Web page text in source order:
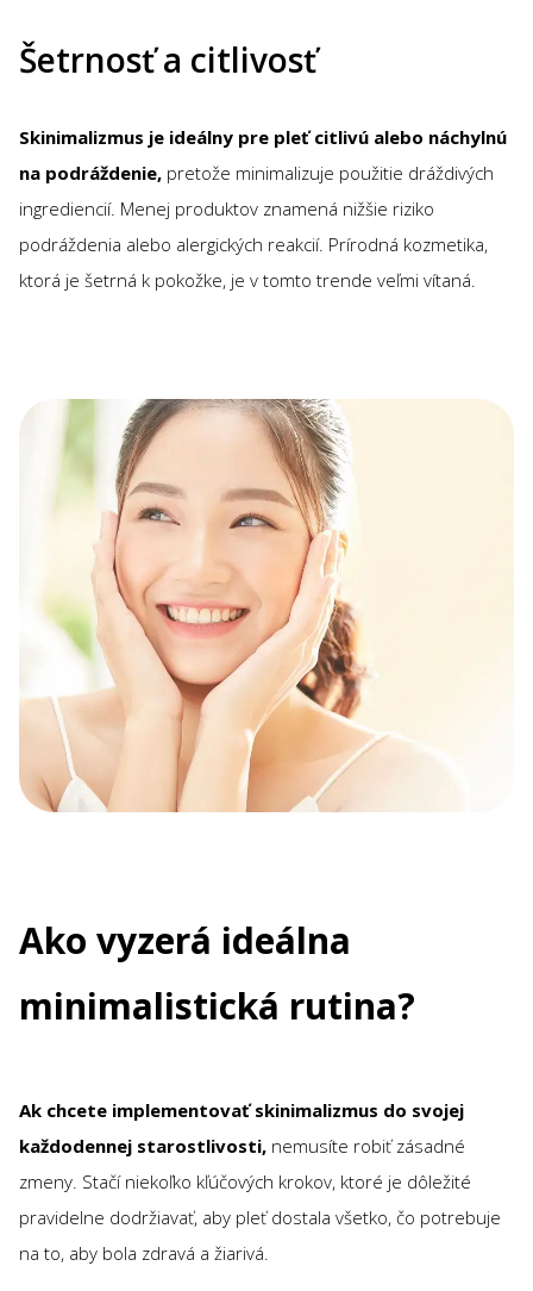
Šetrnosť a citlivosť
Skinimalizmus je ideálny pre pleť citlivú alebo náchylnú
na podráždenie, pretože minimalizuje použitie dráždivých
ingrediencií. Menej produktov znamená nižšie riziko
podráždenia alebo alergických reakcií. Prírodná kozmetika,
ktorá je šetrná k pokožke, je v tomto trende veľmi vítaná.
Ako vyzerá ideálna
minimalistická rutina?
Ak chcete implementovať skinimalizmus do svojej
každodennej starostlivosti, nemusíte robiť zásadné
zmeny. Stačí niekoľko kľúčových krokov, ktoré je dôležité
pravidelne dodržiavať, aby pleť dostala všetko, čo potrebuje
na to, aby bola zdravá a žiarivá.